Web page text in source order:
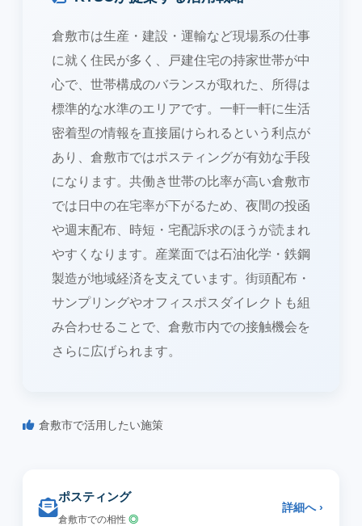
倉敷市は生産・建設・運輸など現場系の仕事
に就く住民が多く、戸建住宅の持家世帯が中
心で、世帯構成のバランスが取れた、所得は
標準的な水準のエリアです。一軒一軒に生活
密着型の情報を直接届けられるという利点が
あり、倉敷市ではポスティングが有効な手段
になります。共働き世帯の比率が高い倉敷市
では日中の在宅率が下がるため、夜間の投函
や週末配布、時短・宅配訴求のほうが読まれ
やすくなります。産業面では石油化学・鉄鋼
製造が地域経済を支えています。街頭配布・
サンプリングやオフィスポスダイレクトも組
み合わせることで、倉敷市内での接触機会を
さらに広げられます。
倉敷市で活用したい施策
ポスティング
倉敷市での相性 ◎
詳細へ ›